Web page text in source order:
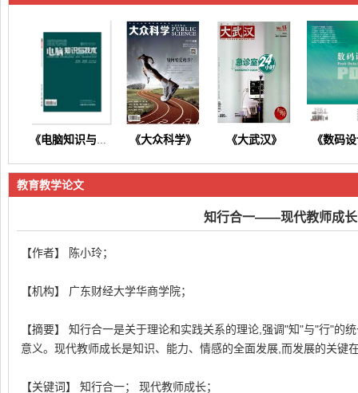
《电脑知识与技术》 《大众科学》 《大武汉》 《数码
教育教学论文
知行合一——现代教师成长
【作者】 陈小玲；
【机构】 广东财经大学华商学院；
【摘要】 知行合一是关于理论和实践关系的理论,强调"知"与"行"的
意义。现代教师成长是知识、能力、情感的全面发展,而发展的关键
【关键词】 知行合一； 现代教师成长；